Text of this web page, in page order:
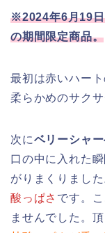
※2024年6月19日
の期間限定商品。
最初は赤いハー
柔らかめのサク
次にベリーシャー
口の中に入れた
がりまくりました
酸っぱさ です。
ませんでした。